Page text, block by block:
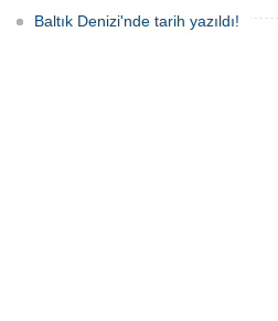
Baltık Denizi'nde tarih yazıldı!